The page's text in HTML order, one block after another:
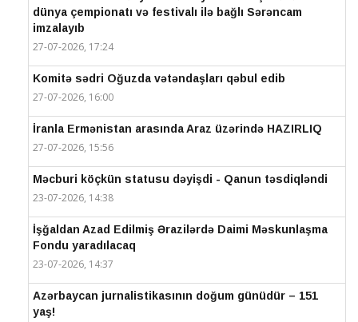
dünya çempionatı və festivalı ilə bağlı Sərəncam
imzalayıb
27-07-2026, 17:24
Komitə sədri Oğuzda vətəndaşları qəbul edib
27-07-2026, 16:00
İranla Ermənistan arasında Araz üzərində HAZIRLIQ
27-07-2026, 15:56
Məcburi köçkün statusu dəyişdi - Qanun təsdiqləndi
23-07-2026, 14:38
İşğaldan Azad Edilmiş Ərazilərdə Daimi Məskunlaşma
Fondu yaradılacaq
23-07-2026, 14:37
Azərbaycan jurnalistikasının doğum günüdür – 151
yaş!